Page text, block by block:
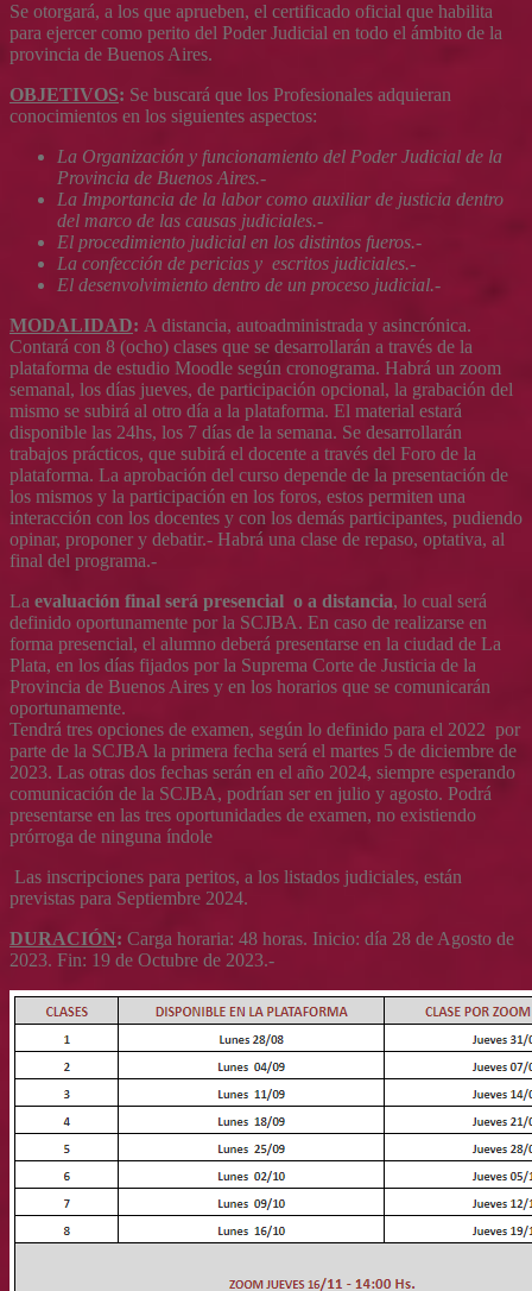
Se otorgará, a los que aprueben, el certificado oficial que habilita
para ejercer como perito del Poder Judicial en todo el ámbito de la
provincia de Buenos Aires.
OBJETIVOS: Se buscará que los Profesionales adquieran
conocimientos en los siguientes aspectos:
La Organización y funcionamiento del Poder Judicial de la
Provincia de Buenos Aires.-
La Importancia de la labor como auxiliar de justicia dentro
del marco de las causas judiciales.-
El procedimiento judicial en los distintos fueros.-
La confección de pericias y escritos judiciales.-
El desenvolvimiento dentro de un proceso judicial.-
MODALIDAD: A distancia, autoadministrada y asincrónica.
Contará con 8 (ocho) clases que se desarrollarán a través de la
plataforma de estudio Moodle según cronograma. Habrá un zoom
semanal, los días jueves, de participación opcional, la grabación del
mismo se subirá al otro día a la plataforma. El material estará
disponible las 24hs, los 7 días de la semana. Se desarrollarán
trabajos prácticos, que subirá el docente a través del Foro de la
plataforma. La aprobación del curso depende de la presentación de
los mismos y la participación en los foros, estos permiten una
interacción con los docentes y con los demás participantes, pudiendo
opinar, proponer y debatir.- Habrá una clase de repaso, optativa, al
final del programa.-
La evaluación final será presencial o a distancia, lo cual será
definido oportunamente por la SCJBA. En caso de realizarse en
forma presencial, el alumno deberá presentarse en la ciudad de La
Plata, en los días fijados por la Suprema Corte de Justicia de la
Provincia de Buenos Aires y en los horarios que se comunicarán
oportunamente.
Tendrá tres opciones de examen, según lo definido para el 2022 por
parte de la SCJBA la primera fecha será el martes 5 de diciembre de
2023. Las otras dos fechas serán en el año 2024, siempre esperando
comunicación de la SCJBA, podrían ser en julio y agosto. Podrá
presentarse en las tres oportunidades de examen, no existiendo
prórroga de ninguna índole
Las inscripciones para peritos, a los listados judiciales, están
previstas para Septiembre 2024.
DURACIÓN: Carga horaria: 48 horas. Inicio: día 28 de Agosto de
2023. Fin: 19 de Octubre de 2023.-